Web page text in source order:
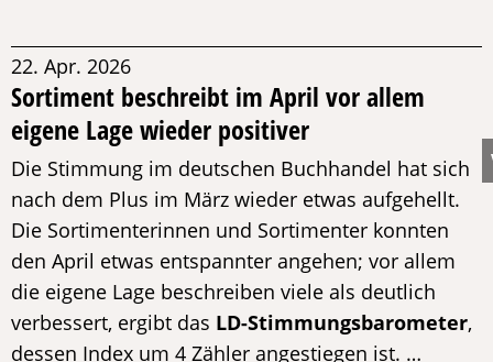
22. Apr. 2026
Sortiment beschreibt im April vor allem
eigene Lage wieder positiver
Die Stimmung im deutschen Buchhandel hat sich
nach dem Plus im März wieder etwas aufgehellt.
Die Sortimenterinnen und Sortimenter konnten
den April etwas entspannter angehen; vor allem
die eigene Lage beschreiben viele als deutlich
verbessert, ergibt das LD-Stimmungsbarometer,
dessen Index um 4 Zähler angestiegen ist. …